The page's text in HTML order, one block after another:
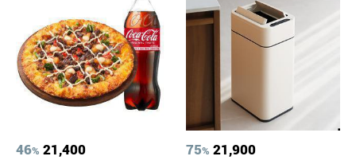
46% 21,400 75% 21,900